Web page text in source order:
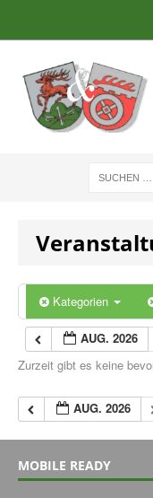
Kategorien
AUG. 2026
Zurzeit gibt es keine
AUG. 2026
MOBILE READY